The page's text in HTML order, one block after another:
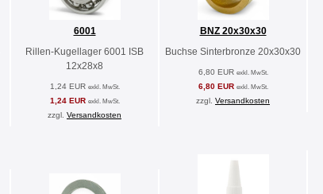
6001
Rillen-Kugellager 6001 ISB
12x28x8
1,24 EUR exkl. MwSt.
1,24 EUR exkl. MwSt.
zzgl. Versandkosten
BNZ 20x30x30
Buchse Sinterbronze 20x30x30
6,80 EUR exkl. MwSt.
6,80 EUR exkl. MwSt.
zzgl. Versandkosten